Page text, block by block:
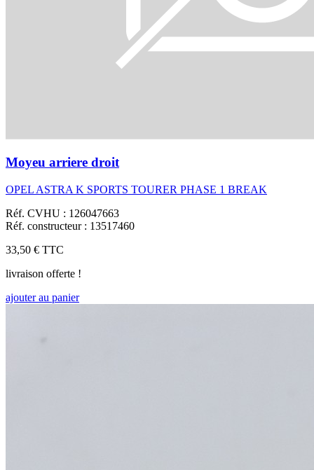
Moyeu arriere droit
OPEL ASTRA K SPORTS TOURER PHASE 1 BREAK
Réf. CVHU : 126047663
Réf. constructeur : 13517460
33,50 € TTC
livraison offerte !
ajouter au panier